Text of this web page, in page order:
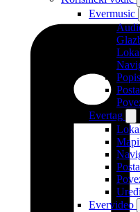
Evermusic
Evertag
Evervideo